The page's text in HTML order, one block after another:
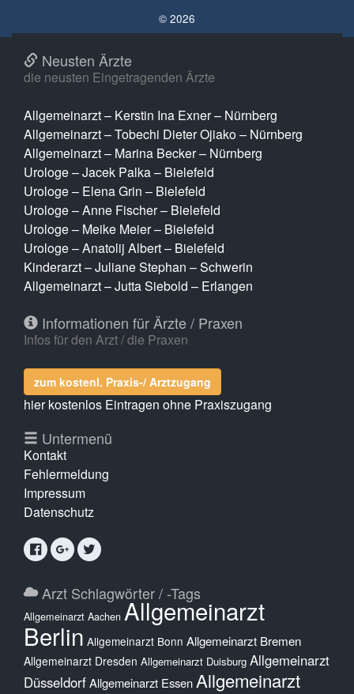
© 2026
Neusten Ärzte
die neusten Eingetragenden Ärzte
Allgemeinarzt – Kerstin Ina Exner – Nürnberg
Allgemeinarzt – Tobechi Dieter Ojiako – Nürnberg
Allgemeinarzt – Marina Becker – Nürnberg
Urologe – Jacek Palka – Bielefeld
Urologe – Elena Grin – Bielefeld
Urologe – Anne Fischer – Bielefeld
Urologe – Meike Meier – Bielefeld
Urologe – Anatolij Albert – Bielefeld
Kinderarzt – Juliane Stephan – Schwerin
Allgemeinarzt – Jutta Siebold – Erlangen
Informationen für Ärzte / Praxen
Infos für den Arzt / die Praxen
zum kostenl. Praxis-/ Arztzugang
hier kostenlos Eintragen ohne Praxiszugang
Untermenü
Kontakt
Fehlermeldung
Impressum
Datenschutz
Arzt Schlagwörter / -Tags
Allgemeinarzt Aachen Allgemeinarzt
Berlin Allgemeinarzt Bonn Allgemeinarzt Bremen
Allgemeinarzt Dresden Allgemeinarzt Duisburg Allgemeinarzt
DüsseldorfAllgemeinarzt Essen Allgemeinarzt